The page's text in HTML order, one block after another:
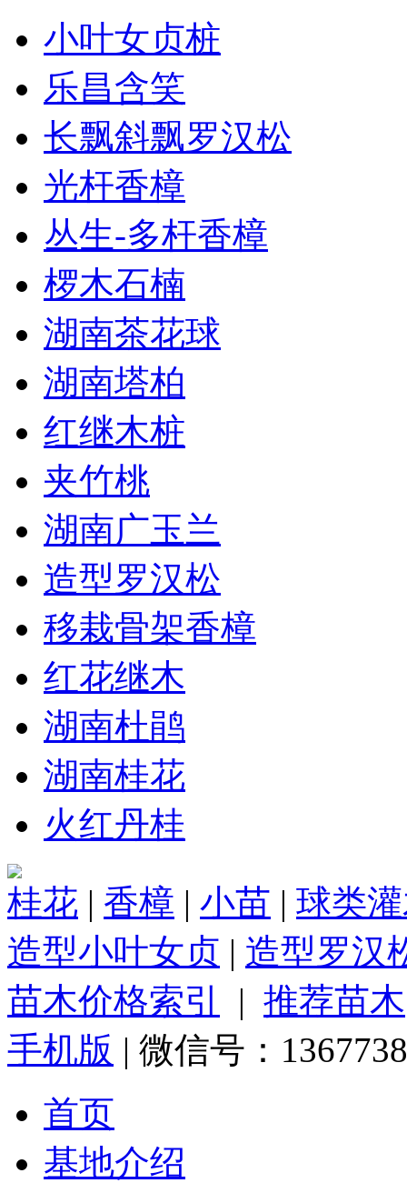
小叶女贞桩
乐昌含笑
长飘斜飘罗汉松
光杆香樟
丛生-多杆香樟
椤木石楠
湖南茶花球
湖南塔柏
红继木桩
夹竹桃
湖南广玉兰
造型罗汉松
移栽骨架香樟
红花继木
湖南杜鹃
湖南桂花
火红丹桂
桂花 | 香樟 | 小苗 | 球类
造型小叶女贞 | 造型罗汉
苗木价格索引
| 推荐苗木
手机版 | 微信号：
首页
基地介绍